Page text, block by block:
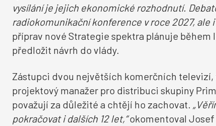
vysílání je jejich ekonomické rozhodnutí.
radiokomunikační konference v roce 2027, ale i
příprav nové Strategie spektra plánuje
předložit návrh do vlády.
Zástupci dvou největších komerčních
projektový manažer pro distribuci skupiny
považují za důležité a chtějí ho zachovat.
pokračovat i dalších 12 let,“okomentoval Josef